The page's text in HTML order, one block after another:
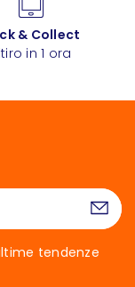
& Collect
in 1 ora
tendenze